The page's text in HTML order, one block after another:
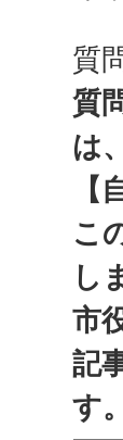
質
質
は
【
こ
し
市
記
す。